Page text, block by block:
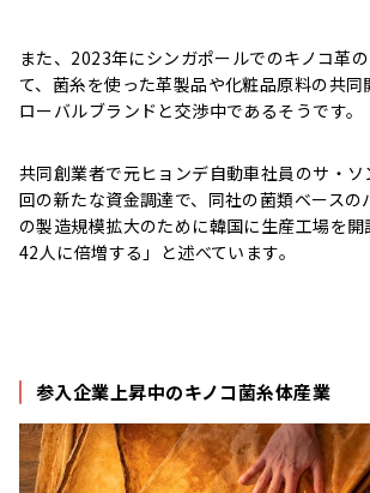
また、2023年にシンガポールでのキノコ革
て、菌糸を使った革製品や化粧品原料の共同
ローバルブランドと交渉中であるそうです。
共同創業者で元ヒョンデ自動車社員のサ・
回の新たな資金調達で、同社の菌類ベースの
の製造規模拡大のために韓国に生産工場を
42人に倍増する」と述べています。
参入企業上昇中のキノコ菌糸体産業